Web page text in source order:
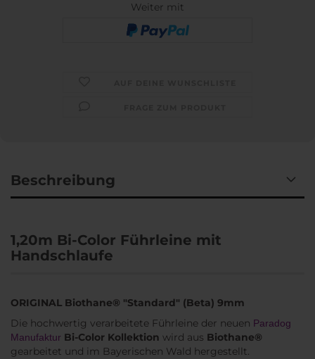
Weiter mit
Beschreibung
1,20m Bi-Color Führleine mit
Handschlaufe
ORIGINAL Biothane® "Standard" (Beta) 9mm
Die hochwertig verarbeitete Führleine der neuen Paradog
Manufaktur Bi-Color Kollektion wird aus Biothane®
gearbeitet und im Bayerischen Wald hergestellt.